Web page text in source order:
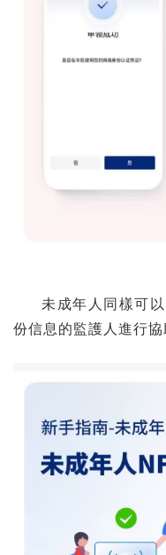
未成年人同樣可
份信息的監護人進行協